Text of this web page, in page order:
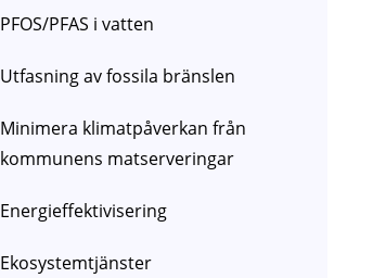
PFOS/PFAS i vatten
Utfasning av fossila bränslen
Minimera klimatpåverkan från
kommunens matserveringar
Energieffektivisering
Ekosystemtjänster